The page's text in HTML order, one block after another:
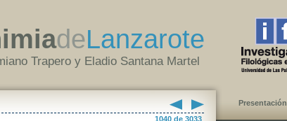
deLanzarote
Trapero y Eladio Santana Martel
1040 de 3033
Presentación